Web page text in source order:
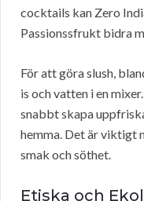
cocktails kan Zero
Passionssfrukt bidra
För att göra slush,
is och vatten i en
snabbt skapa
hemma. Det är viktigt
smak och söthet.
Etiska och